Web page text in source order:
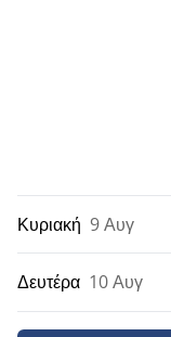
Κυριακή 9 Αυγ
Δευτέρα 10 Αυγ